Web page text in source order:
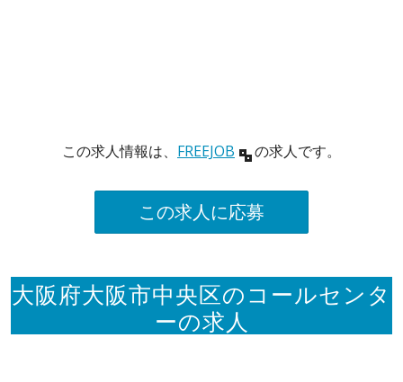
この求人情報は、 FREEJOB の求人です。
この求人に応募
大阪府大阪市中央区のコールセンタ
ーの求人